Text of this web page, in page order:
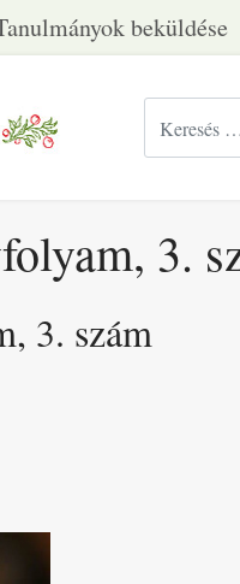
beküldése
3.
3. szám